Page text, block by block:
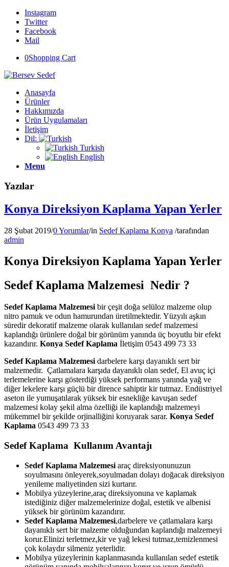
Instagram
Twitter
Facebook
Mail
0Shopping Cart
Anasayfa
Ürünler
Hakkımızda
Ürün Uygulamaları
İletişim
Dil:
Turkish
English
Menu
Yazılar
Konya Direksiyon Kaplama Yapan Yerler
28 Şubat 2019/0 Yorumlar/in Sedef Kaplama Konya /tarafından
admin
Konya Direksiyon Kaplama Yapan Yerler
Sedef Kaplama Malzemesi Nedir ?
Sedef Kaplama Malzemesi bir çeşit doğa selüloz malzeme olup
nitro pamuk ve odun hamurundan üretilmektedir. Yüzyılı aşkın
süredir dekoratif malzeme olarak kullanılan sedef malzemesi
kaplandığı ürünlere doğal bir görünüm yanında üç boyutlu bir efekt
kazandırır. Konya Sedef Kaplama İletişim 0543 499 73 33
Sedef Kaplama Malzemesi darbelere karşı dayanıklı sert bir
malzemedir. Çatlamalara karşıda dayanıklı olan sedef, El avuç içi
terlemelerine karşı gösterdiği yüksek performans yanında yağ ve
diğer lekelere karşı güçlü bir dirence sahiptir kir tutmaz. Endüstriyel
aseton ile yumuşatılarak yüksek bir esnekliğe kavuşan sedef
malzemesi kolay şekil alma özelliği ile kaplandığı malzemeyi
mükemmel bir şekilde orjinalliğini koruyarak sarar. Konya Sedef
Kaplama 0543 499 73 33
Sedef Kaplama Kullanım Avantajı
Sedef Kaplama Malzemesi araç direksiyonunuzun
soyulmasını önleyerek,soyulmadan dolayı doğacak direksiyon
yenileme maliyetinden sizi kurtarır.
Mobilya yüzeylerine,araç direksiyonuna ve kaplamak
istediğiniz diğer malzemelerinize doğal, estetik ve albenisi
yüksek bir görünüm kazandırır.
Sedef Kaplama Malzemesi,darbelere ve çatlamalara karşı
dayanıklı sert bir malzeme olduğundan kaplandığı malzemeyi
korur.Elinizi terletmez,kir ve yağ lekesi tutmaz,temizlenmesi
çok kolaydır silmeniz yeterlidir.
Mobilya yüzeylerinin kaplanmasında kullanılan sedef estetik